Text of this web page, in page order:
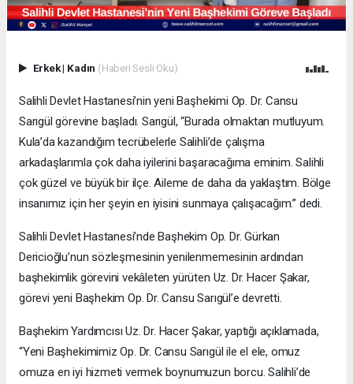
Erkek| Kadın (Haberi Sesli Oku)
Salihli Devlet Hastanesi’nin yeni Başhekimi Op. Dr. Cansu
Sarıgül görevine başladı. Sarıgül, “Burada olmaktan mutluyum.
Kula’da kazandığım tecrübelerle Salihli’de çalışma
arkadaşlarımla çok daha iyilerini başaracağıma eminim. Salihli
çok güzel ve büyük bir ilçe. Aileme de daha da yaklaştım. Bölge
insanımız için her şeyin en iyisini sunmaya çalışacağım.” dedi.
Salihli Devlet Hastanesi’nde Başhekim Op. Dr. Gürkan
Dericioğlu’nun sözleşmesinin yenilenmemesinin ardından
başhekimlik görevini vekâleten yürüten Uz. Dr. Hacer Şakar,
görevi yeni Başhekim Op. Dr. Cansu Sarıgül’e devretti.
Başhekim Yardımcısı Uz. Dr. Hacer Şakar, yaptığı açıklamada,
“Yeni Başhekimimiz Op. Dr. Cansu Sarıgül ile el ele, omuz
omuza en iyi hizmeti vermek boynumuzun borcu. Salihli’de